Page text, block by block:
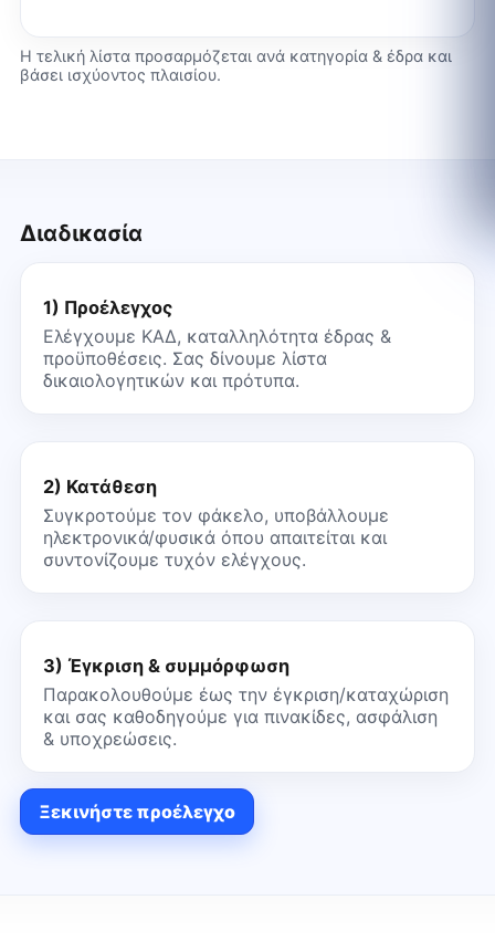
Η τελική λίστα προσαρμόζεται ανά κατηγορία & έδρα και
βάσει ισχύοντος πλαισίου.
Διαδικασία
1) Προέλεγχος
Ελέγχουμε ΚΑΔ, καταλληλότητα έδρας &
προϋποθέσεις. Σας δίνουμε λίστα
δικαιολογητικών και πρότυπα.
2) Κατάθεση
Συγκροτούμε τον φάκελο, υποβάλλουμε
ηλεκτρονικά/φυσικά όπου απαιτείται και
συντονίζουμε τυχόν ελέγχους.
3) Έγκριση & συμμόρφωση
Παρακολουθούμε έως την έγκριση/καταχώριση
και σας καθοδηγούμε για πινακίδες, ασφάλιση
& υποχρεώσεις.
Ξεκινήστε προέλεγχο